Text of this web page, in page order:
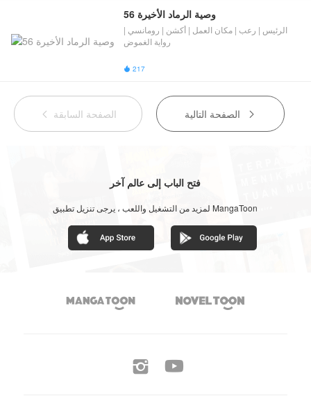
وصية الرماد الأخيرة 56
الرئيس | رعب | مكان العمل | أكشن | رومانسي |
رواية الغموض
 217
 الصفحة السابقة 
فتح الباب إلى عالم آخر
لمزيد من التشغيل واللعب ، يرجى تنزيل تطبيق MangaToon
 
 